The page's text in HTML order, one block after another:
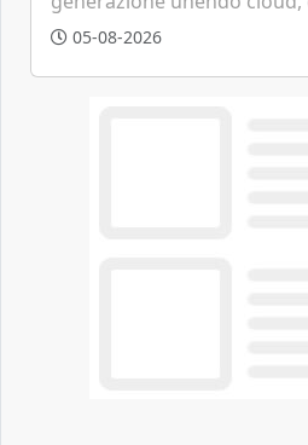
artificiale.
05-08-2026